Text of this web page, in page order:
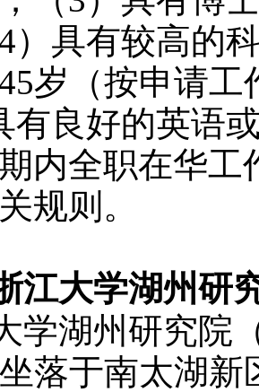
）具有较高的
岁（按申请工
有良好的英语
内全职在华工
规则。
江大学湖州研
学湖州研究院
落于南太湖